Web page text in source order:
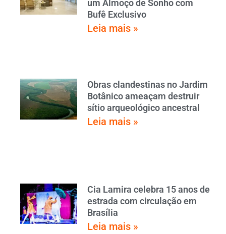
um Almoço de Sonho com
Bufê Exclusivo
Leia mais »
Obras clandestinas no Jardim
Botânico ameaçam destruir
sítio arqueológico ancestral
Leia mais »
Cia Lamira celebra 15 anos de
estrada com circulação em
Brasília
Leia mais »